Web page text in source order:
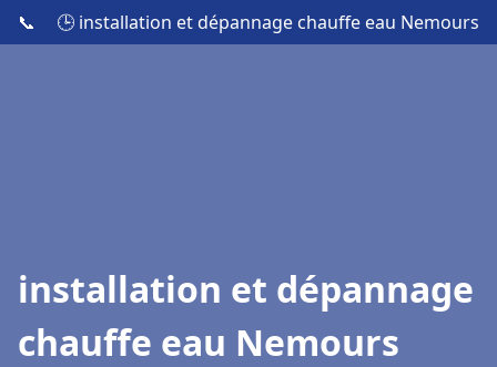
📞 🕒 installation et dépannage chauffe eau Nemours
installation et dépannage
chauffe eau Nemours